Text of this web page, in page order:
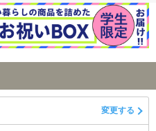
変更する